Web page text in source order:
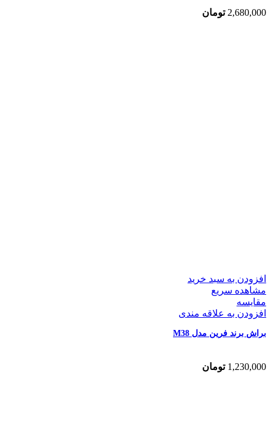
2,680,000 تومان
افزودن به سبد خرید
مشاهده سریع
مقایسه
افزودن به علاقه مندی
براش برند فرین مدل M38
1,230,000 تومان